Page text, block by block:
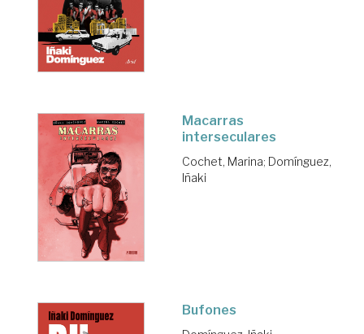
Macarras
interseculares
Cochet, Marina; Domínguez,
Iñaki
Bufones